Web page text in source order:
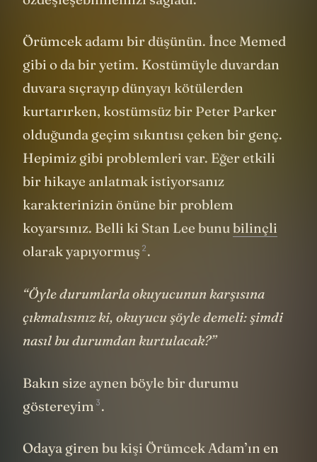
Örümcek adamı bir düşünün. İnce Memed
gibi o da bir yetim. Kostümüyle duvardan
duvara sıçrayıp dünyayı kötülerden
kurtarırken, kostümsüz bir Peter Parker
olduğunda geçim sıkıntısı çeken bir genç.
Hepimiz gibi problemleri var. Eğer etkili
bir hikaye anlatmak istiyorsanız
karakterinizin önüne bir problem
koyarsınız. Belli ki Stan Lee bunubilinçli
olarakyapıyormuş 2.
“Öyle durumlarla okuyucunun karşısına
çıkmalısınız ki, okuyucu şöyle demeli: şimdi
nasıl bu durumdan kurtulacak?”
Bakın size aynen böyle bir durumu
göstereyim 3.
Odaya giren bu kişi Örümcek Adam’ın en